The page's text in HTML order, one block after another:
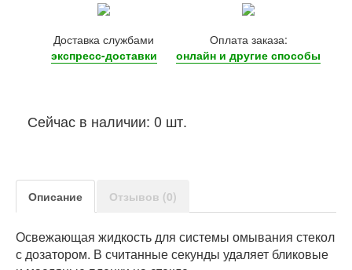
Доставка службами
экспресс-доставки
Оплата заказа:
онлайн и другие способы
Сейчас в наличии: 0 шт.
Описание Отзывов (0)
Освежающая жидкость для системы омывания стекол
с дозатором. В считанные секунды удаляет бликовые